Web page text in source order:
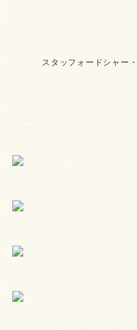
スタッフォードシャー